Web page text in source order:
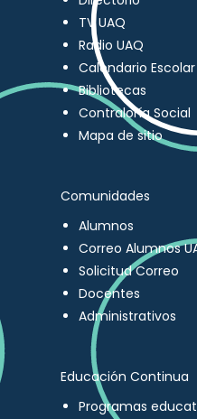
TV UAQ
Radio UAQ
Calendario Escolar
Bibliotecas
Contraloría Social
Mapa de sitio
Comunidades
Alumnos
Correo Alumnos
Solicitud Correo
Docentes
Administrativos
Educación Continua
Programas